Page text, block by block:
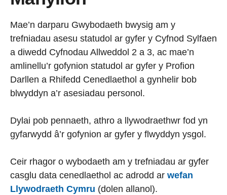
Mae’n darparu Gwybodaeth bwysig am y
trefniadau asesu statudol ar gyfer y Cyfnod Sylfaen
a diwedd Cyfnodau Allweddol 2 a 3, ac mae’n
amlinellu’r gofynion statudol ar gyfer y Profion
Darllen a Rhifedd Cenedlaethol a gynhelir bob
blwyddyn a’r asesiadau personol.
Dylai pob pennaeth, athro a llywodraethwr fod yn
gyfarwydd â’r gofynion ar gyfer y flwyddyn ysgol.
Ceir rhagor o wybodaeth am y trefniadau ar gyfer
casglu data cenedlaethol ac adrodd ar wefan
Llywodraeth Cymru (dolen allanol).